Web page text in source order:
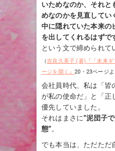
いためなのか、それと
めなのかを見直してい
中に隠れていた本来の
を出してくれるはずで
という文で締められて
（吉良久美子 (著)『「未来
ージを開く』20・23ページよ
会社員時代、私は「皆
が私の使命だ」と「正
優先していました。
それはまさに”泥団子
態”。
でも本当は、ただただ